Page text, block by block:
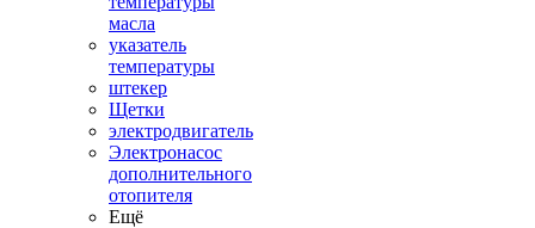
масла
указатель
температуры
штекер
Щетки
электродвигатель
Электронасос
дополнительного
отопителя
Ещё